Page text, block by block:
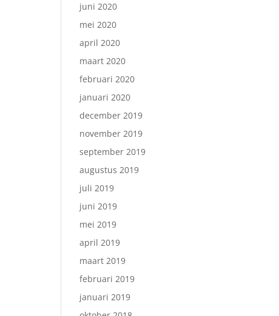
juni 2020
mei 2020
april 2020
maart 2020
februari 2020
januari 2020
december 2019
november 2019
september 2019
augustus 2019
juli 2019
juni 2019
mei 2019
april 2019
maart 2019
februari 2019
januari 2019